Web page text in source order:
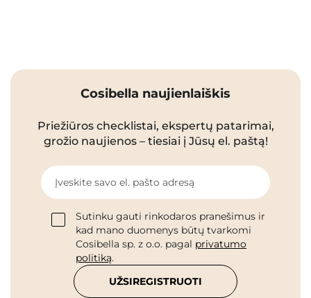
Cosibella naujienlaiškis
Priežiūros checklistai, ekspertų patarimai,
grožio naujienos – tiesiai į Jūsų el. paštą!
Įveskite savo el. pašto adresą
Sutinku gauti rinkodaros pranešimus ir
kad mano duomenys būtų tvarkomi
Cosibella sp. z o.o. pagal privatumo
politiką.
UŽSIREGISTRUOTI